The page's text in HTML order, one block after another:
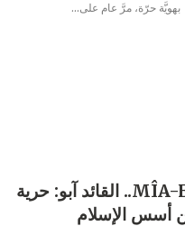
بهويَّة حرّة، مرَّ عام على…
في رسالة إلى كونفرانس MÎA-FED.. القائد آبو: حرية
أسس الإسلام